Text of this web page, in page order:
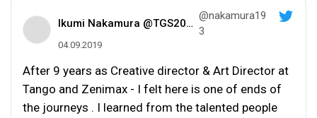
Ikumi Nakamura @TGS2019
@nakamura19
3
04.09.2019
After 9 years as Creative director & Art Director at
Tango and Zenimax - I felt here is one of ends of
the journeys . I learned from the talented people